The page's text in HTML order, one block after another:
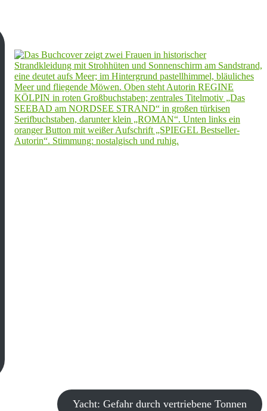
Yacht: Gefahr durch vertriebene Tonnen